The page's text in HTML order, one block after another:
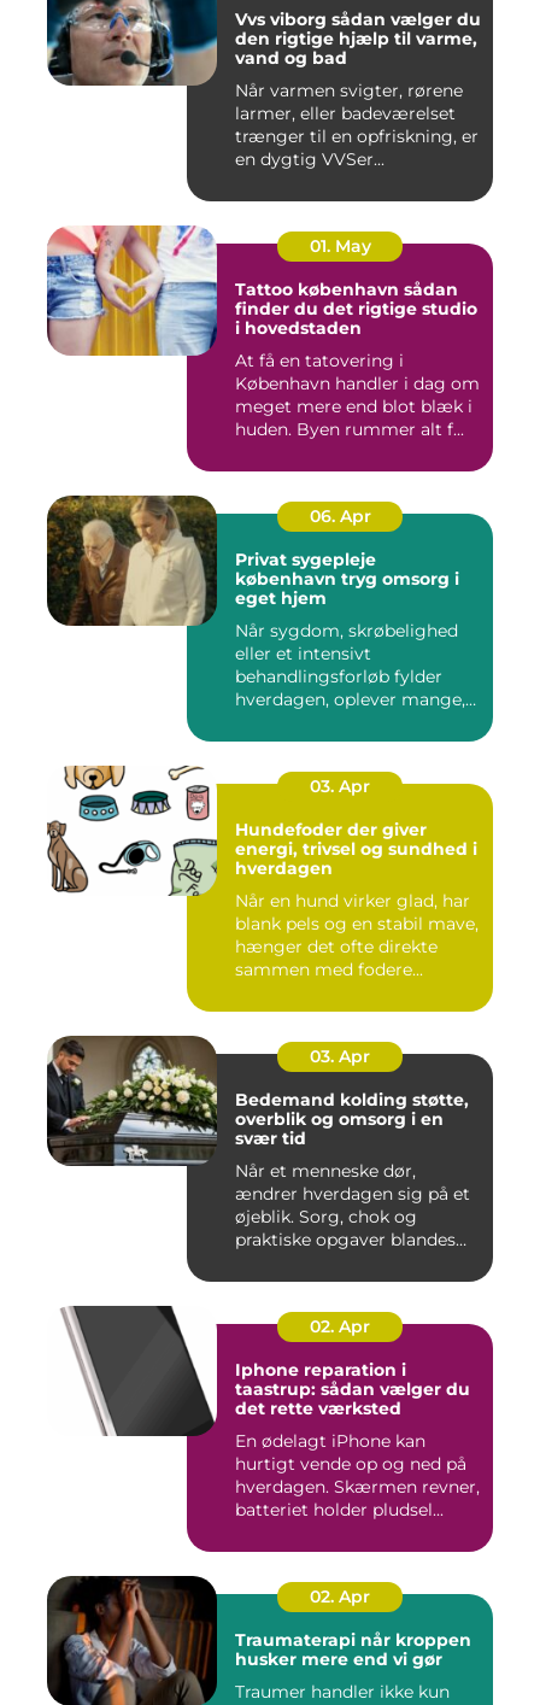
Vvs viborg sådan vælger du
den rigtige hjælp til varme,
vand og bad
Når varmen svigter, rørene
larmer, eller badeværelset
trænger til en opfriskning, er
en dygtig VVSer...
01. May
Tattoo københavn sådan
finder du det rigtige studio
i hovedstaden
At få en tatovering i
København handler i dag om
meget mere end blot blæk i
huden. Byen rummer alt f...
06. Apr
Privat sygepleje
københavn tryg omsorg i
eget hjem
Når sygdom, skrøbelighed
eller et intensivt
behandlingsforløb fylder
hverdagen, oplever mange,
03. Apr
Hundefoder der giver
energi, trivsel og sundhed i
hverdagen
Når en hund virker glad, har
blank pels og en stabil mave,
hænger det ofte direkte
sammen med fodere...
03. Apr
Bedemand kolding støtte,
overblik og omsorg i en
svær tid
Når et menneske dør,
ændrer hverdagen sig på et
øjeblik. Sorg, chok og
praktiske opgaver blandes
02. Apr
Iphone reparation i
taastrup: sådan vælger du
det rette værksted
En ødelagt iPhone kan
hurtigt vende op og ned på
hverdagen. Skærmen revner,
batteriet holder pludsel...
02. Apr
Traumaterapi når kroppen
husker mere end vi gør
Traumer handler ikke kun